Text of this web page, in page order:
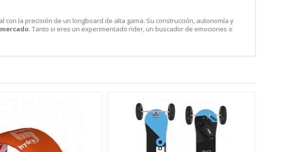
la precisión de un longboard de alta gama. Su construcción, autonomía y
. Tanto si eres un experimentado rider, un buscador de emociones o